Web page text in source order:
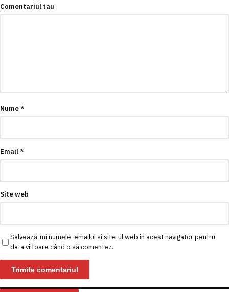
Comentariul tau
Nume*
Email*
Site web
Salvează-mi numele, emailul și site-ul web în acest navigator pentru
data viitoare când o să comentez.